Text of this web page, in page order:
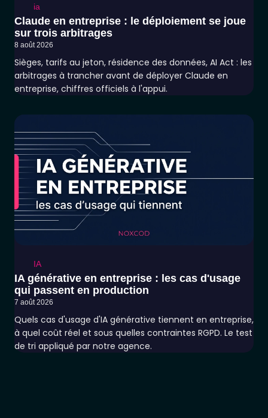
ia
Claude en entreprise : le déploiement se joue
sur trois arbitrages
8 août 2026
Sièges, tarifs au jeton, résidence des données, AI Act : les
arbitrages à trancher avant de déployer Claude en
entreprise, chiffres officiels à l'appui.
IA
IA générative en entreprise : les cas d'usage
qui passent en production
7 août 2026
Quels cas d'usage d'IA générative tiennent en entreprise,
à quel coût réel et sous quelles contraintes RGPD. Le test
de tri appliqué par notre agence.